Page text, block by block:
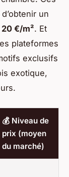
un
€/m². Et
plateformes
exclusifs
exotique,
💰 Niveau de
prix (moyen
du marché)